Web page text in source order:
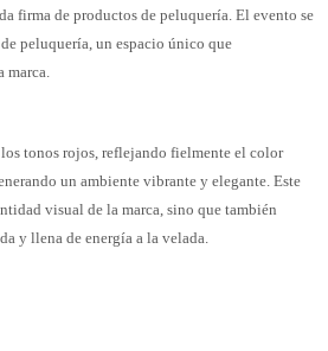
firma de productos de peluquería. El evento se
peluquería, un espacio único que
marca.
tonos rojos, reflejando fielmente el color
un ambiente vibrante y elegante. Este
visual de la marca, sino que también
y llena de energía a la velada.